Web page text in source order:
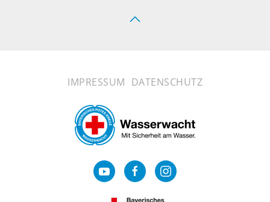
IMPRESSUM DATENSCHUTZ